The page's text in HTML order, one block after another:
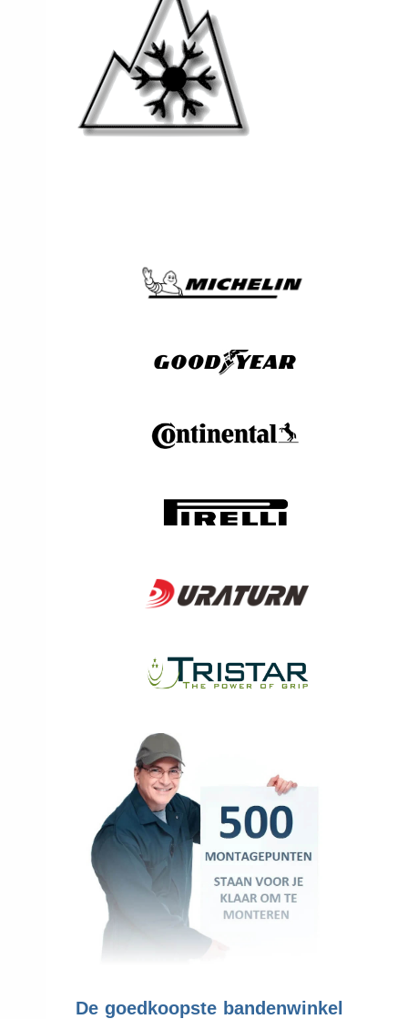
De goedkoopste bandenwinkel